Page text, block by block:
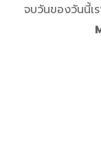
จบวันของวันนี้เ